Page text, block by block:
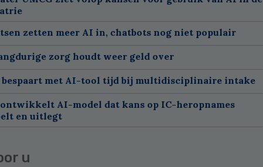
zetten meer AI in, chatbots nog niet populair
zorg houdt weer geld over
met AI-tool tijd bij multidisciplinaire intake
AI-model dat kans op IC-heropnames
en uitlegt
u